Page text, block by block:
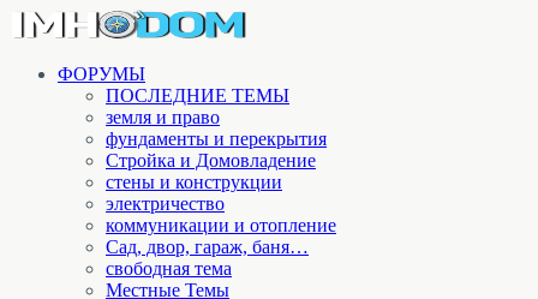
ФОРУМЫ
ПОСЛЕДНИЕ ТЕМЫ
земля и право
фундаменты и перекрытия
Стройка и Домовладение
стены и конструкции
электричество
коммуникации и отопление
Cад, двор, гараж, баня…
свободная тема
Местные Темы